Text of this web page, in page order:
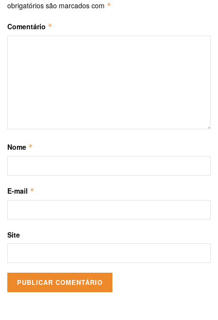
obrigatórios são marcados com *
Comentário *
Nome *
E-mail *
Site